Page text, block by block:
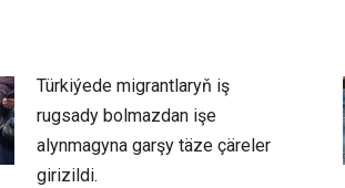
Türkiýede migrantlaryň iş
rugsady bolmazdan işe
alynmagyna garşy täze çäreler
girizildi.